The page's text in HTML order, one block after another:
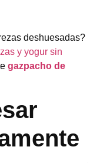
deshuesadas?
y yogur sin
gazpacho de